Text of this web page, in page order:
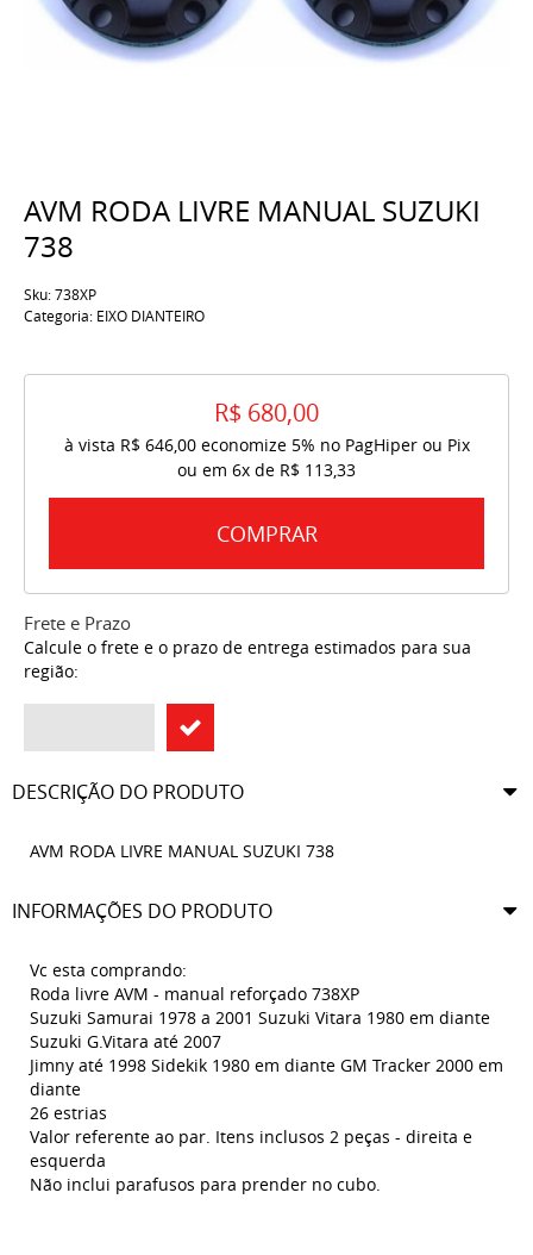
AVM RODA LIVRE MANUAL SUZUKI
738
Sku:738XP
Categoria: EIXO DIANTEIRO
R$ 680,00
à vista R$ 646,00economize 5% no PagHiper ou Pix
ou em 6x de R$ 113,33
COMPRAR
Frete e Prazo
Calcule o frete e o prazo de entrega estimados para sua
região:
DESCRIÇÃO DO PRODUTO
AVM RODA LIVRE MANUAL SUZUKI 738
INFORMAÇÕES DO PRODUTO
Vc esta comprando:
Roda livre AVM - manual reforçado 738XP
Suzuki Samurai 1978 a 2001 Suzuki Vitara 1980 em diante
Suzuki G.Vitara até 2007
Jimny até 1998 Sidekik 1980 em diante GM Tracker 2000 em
diante
26 estrias
Valor referente ao par. Itens inclusos 2 peças - direita e
esquerda
Não inclui parafusos para prender no cubo.